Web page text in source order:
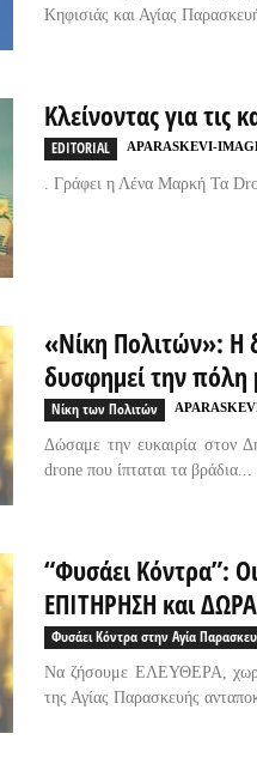
Κηφισιάς και Αγίας
Κλείνοντας για τις
EDITORIAL APARASKEVI-
. Γράφει η Λένα Μαρκή Τα
«Νίκη Πολιτών»: Η
δυσφημεί την πόλη
Νίκη των Πολιτών
Δώσαμε την ευκαιρία στον
drone που ίπταται τα βράδια...
“Φυσάει Κόντρα”:
ΕΠΙΤΗΡΗΣΗ και ΔΩΡΑ
Φυσάει Κόντρα στην Αγία
Να ζήσουμε ΕΛΕΥΘΕΡΑ,
της Αγίας Παρασκευής